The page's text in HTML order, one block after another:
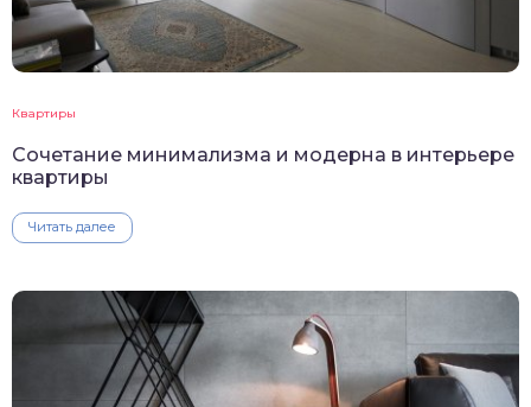
Квартиры
Сочетание минимализма и модерна в интерьере
квартиры
Читать далее